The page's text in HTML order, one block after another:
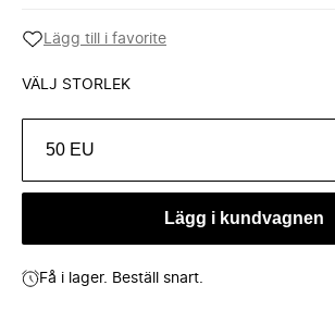
Lägg till i favorite
VÄLJ STORLEK
50 EU
Lägg i kundvagnen
Få i lager. Beställ snart.